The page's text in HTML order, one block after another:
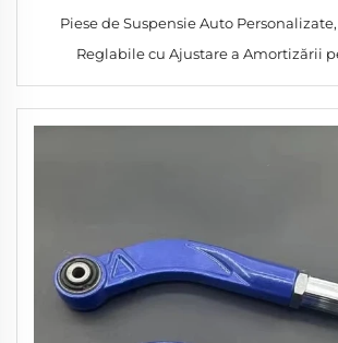
Piese de Suspensie Auto
Reglabile cu Ajustare a Amortizării